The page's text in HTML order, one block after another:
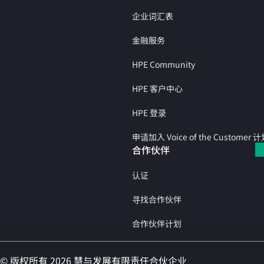
企业词汇表
金融服务
HPE Community
HPE 客户中心
HPE 登录
申请加入 Voice of the Customer 计
合作伙伴
认证
寻找合作伙伴
合作伙伴计划
© 版权所有 2026 慧与发展有限责任合伙企业